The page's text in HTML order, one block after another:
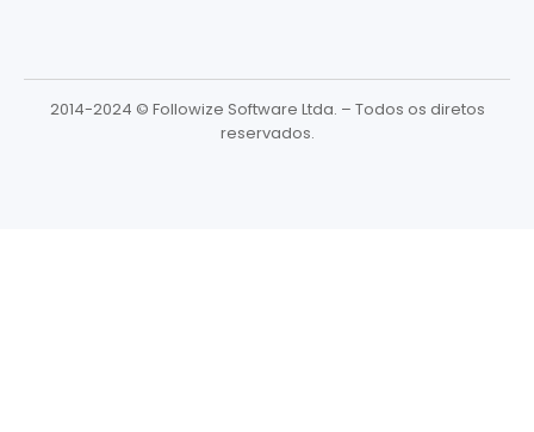
2014-2024 © Followize Software Ltda. – Todos os diretos
reservados.